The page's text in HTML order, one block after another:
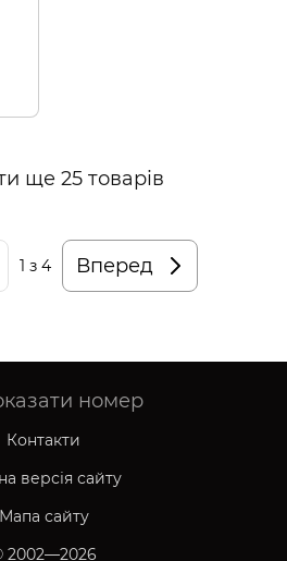
ще 25 товарів
1 з 4 Вперед
номер
Контакти
версія сайту
Мапа сайту
2002—2026